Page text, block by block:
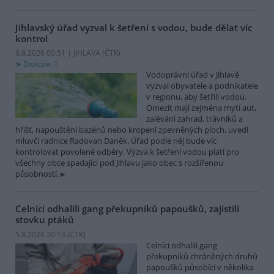
Jihlavský úřad vyzval k šetření s vodou, bude dělat víc
kontrol
6.8.2026 00:51 | JIHLAVA (ČTK)
Diskuse: 1
Vodoprávní úřad v Jihlavě
vyzval obyvatele a podnikatele
v regionu, aby šetřili vodou.
Omezit mají zejména mytí aut,
zalévání zahrad, trávníků a
hřišť, napouštění bazénů nebo kropení zpevněných ploch, uvedl
mluvčí radnice Radovan Daněk. Úřad podle něj bude víc
kontrolovat povolené odběry. Výzva k šetření vodou platí pro
všechny obce spadající pod Jihlavu jako obec s rozšířenou
působností.
Celníci odhalili gang překupníků papoušků, zajistili
stovku ptáků
5.8.2026 20:13 (ČTK)
Celníci odhalili gang
překupníků chráněných druhů
papoušků působící v několika